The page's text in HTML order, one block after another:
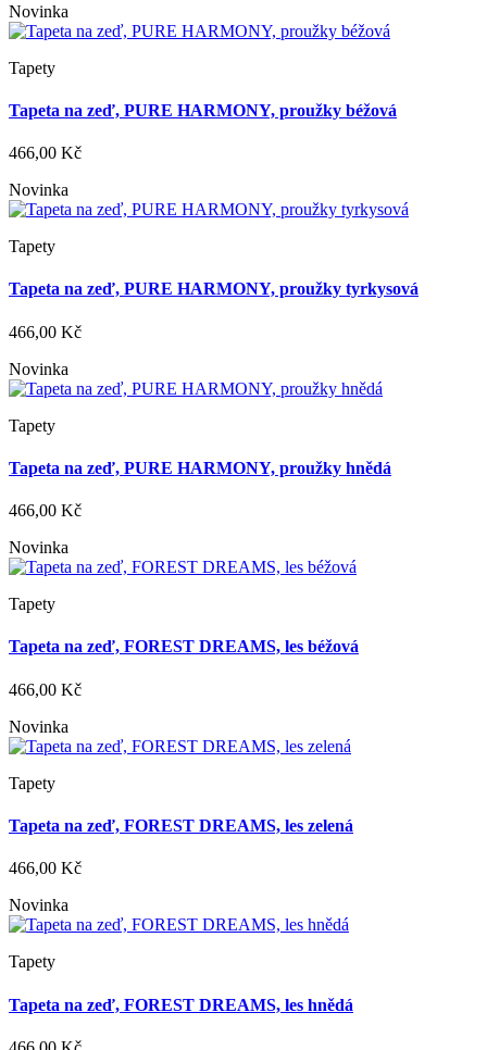
Novinka
Tapety
Tapeta na zeď, PURE HARMONY, proužky béžová
466,00 Kč
Novinka
Tapety
Tapeta na zeď, PURE HARMONY, proužky tyrkysová
466,00 Kč
Novinka
Tapety
Tapeta na zeď, PURE HARMONY, proužky hnědá
466,00 Kč
Novinka
Tapety
Tapeta na zeď, FOREST DREAMS, les béžová
466,00 Kč
Novinka
Tapety
Tapeta na zeď, FOREST DREAMS, les zelená
466,00 Kč
Novinka
Tapety
Tapeta na zeď, FOREST DREAMS, les hnědá